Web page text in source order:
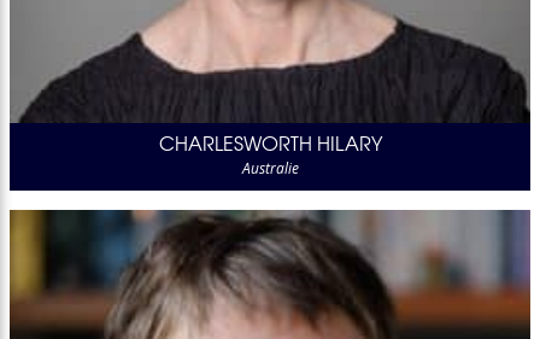
CHARLESWORTH HILARY
Australie